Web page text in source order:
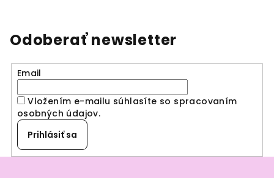
Odoberať newsletter
Email
Vložením e-mailu súhlasíte so spracovaním
osobných údajov.
Prihlásiť sa